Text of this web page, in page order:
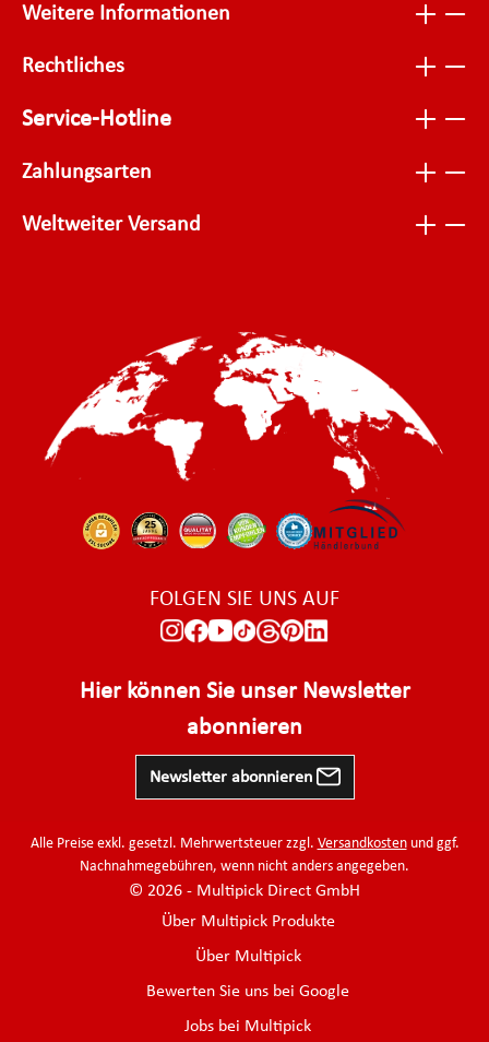
Weitere Informationen
Rechtliches
Service-Hotline
Zahlungsarten
Weltweiter Versand
FOLGEN SIE UNS AUF
Hier können Sie unser Newsletter
abonnieren
Newsletter abonnieren
Alle Preise exkl. gesetzl. Mehrwertsteuer zzgl. Versandkostenund ggf.
Nachnahmegebühren, wenn nicht anders angegeben.
© 2026 - Multipick Direct GmbH
Über Multipick Produkte
Über Multipick
Bewerten Sie uns bei Google
Jobs bei Multipick